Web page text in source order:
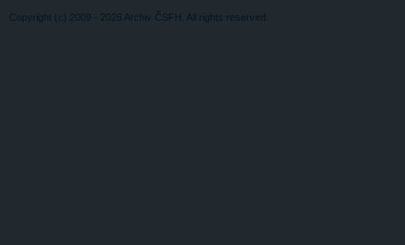
Copyright (c) 2009 - 2026 Archiv ČSFH. All rights reserved.